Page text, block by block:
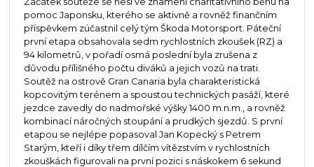
pomoc Japonsku, kterého se aktivně a rovněž finančním
příspěvkem zúčastnil celý tým Škoda Motorsport. Páteční
první etapa obsahovala sedm rychlostních zkoušek (RZ) a
94 kilometrů, v pořadí osmá poslední byla zrušena z
důvodu přílišného počtu diváků a jejich vozů na trati.
Soutěž na ostrově Gran Canaria byla charakteristická
kopcovitým terénem a spoustou technických pasáží, které
jezdce zavedly do nadmořské výšky 1400 m.n.m., a rovněž
kombinací náročných stoupání a prudkých sjezdů. S první
etapou se nejlépe popasoval Jan Kopecký s Petrem
Starým, kteří i díky třem dílčím vítězstvím v rychlostních
zkouškách figurovali na první pozici s náskokem 6 sekund